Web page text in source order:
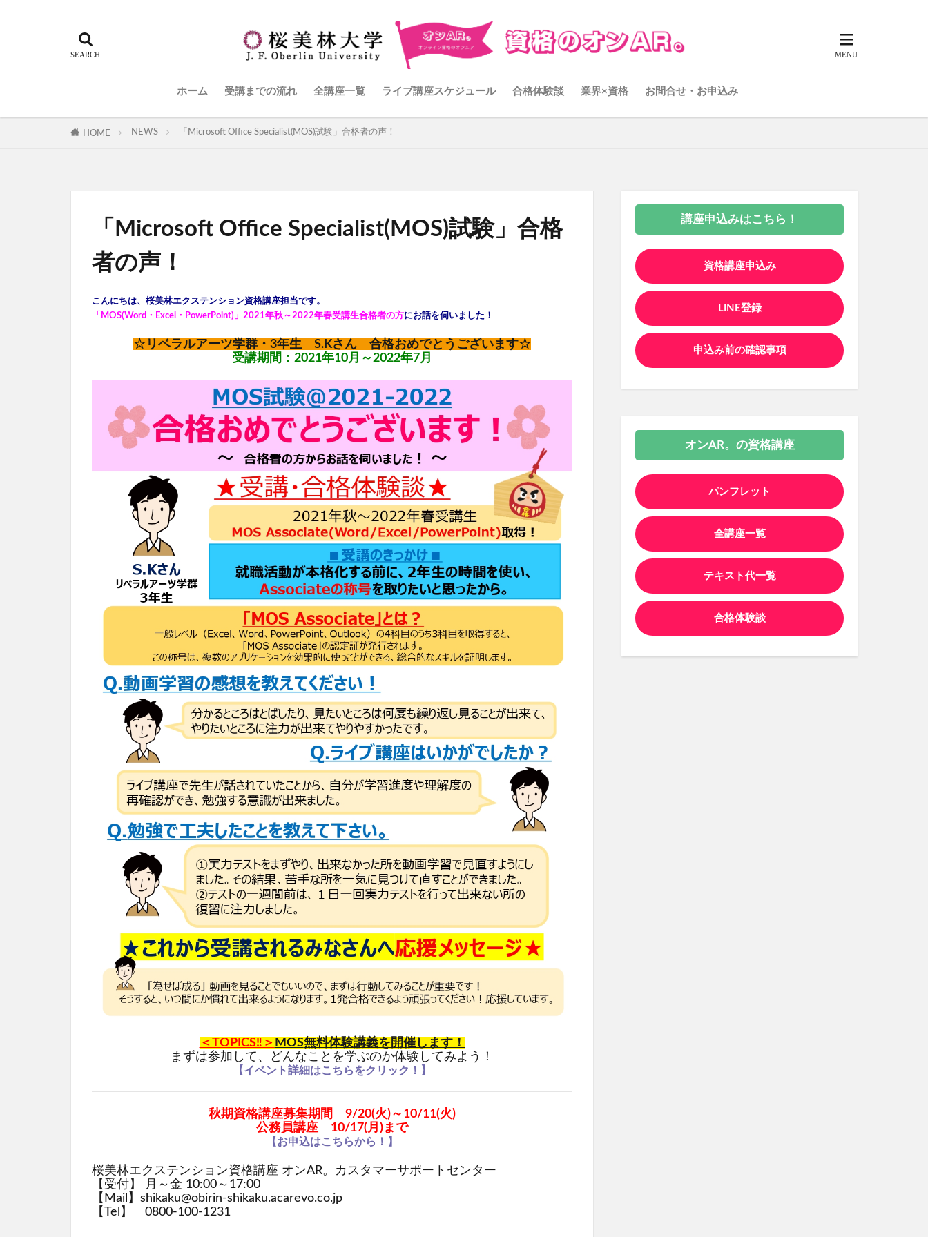
ホーム 受講までの流れ 全講座一覧 ライブ講座スケジュール 合格体験談 業界×資格 お問合せ・お申込み
HOME NEWS 「Microsoft Office Specialist(MOS)試験」合格者の声！
「Microsoft Office Specialist(MOS)試験」合格
者の声！
こんにちは、桜美林エクステンション資格講座担当です。
「MOS(Word・Excel・PowerPoint)」2021年秋～2022年春受講生合格者の方にお話を伺いました！
☆リベラルアーツ学群・3年生 S.Kさん 合格おめでとうございます☆
受講期間：2021年10月～2022年7月
＜TOPICS‼＞ MOS無料体験講義を開催します！
まずは参加して、どんなことを学ぶのか体験してみよう！
【イベント詳細はこちらをクリック！】
秋期資格講座募集期間 9/20(火)～10/11(火)
公務員講座
10/17(月)まで
【お申込はこちらから！】
桜美林エクステンション資格講座 オンAR。カスタマーサポートセンター
【受付】 月～金 10:00～17:00
【Mail】shikaku@obirin-shikaku.acarevo.co.jp
【Tel】 0800-100-1231
講座申込みはこちら！
資格講座申込み
LINE登録
申込み前の確認事項
オンAR。の資格講座
パンフレット
全講座一覧
テキスト代一覧
合格体験談